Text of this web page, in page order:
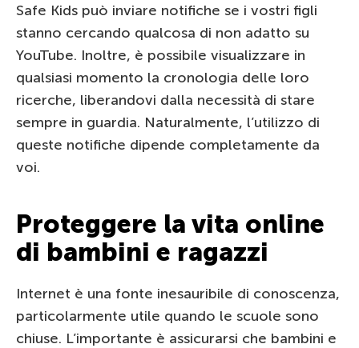
Safe Kids può inviare notifiche se i vostri figli
stanno cercando qualcosa di non adatto su
YouTube. Inoltre, è possibile visualizzare in
qualsiasi momento la cronologia delle loro
ricerche, liberandovi dalla necessità di stare
sempre in guardia. Naturalmente, l’utilizzo di
queste notifiche dipende completamente da
voi.
Proteggere la vita online
di bambini e ragazzi
Internet è una fonte inesauribile di conoscenza,
particolarmente utile quando le scuole sono
chiuse. L’importante è assicurarsi che bambini e